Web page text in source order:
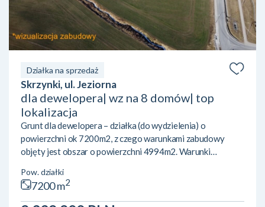
Działka na sprzedaż
Skrzynki, ul. Jeziorna
dla dewelopera| wz na 8 domów| top
lokalizacja
Grunt dla dewelopera – działka (do wydzielenia) o
powierzchni ok 7200m2, z czego warunkami zabudowy
objęty jest obszar o powierzchni 4994m2. Warunki
wolnostojących:– powierzchnia zabudowy maksylanie
32%– powierzchnia biologiocznie czynna – 50%– minimum
2 miejsca postojowe na lokal– grunt przylega bezpośrednio
Pow. działki
7200 m2